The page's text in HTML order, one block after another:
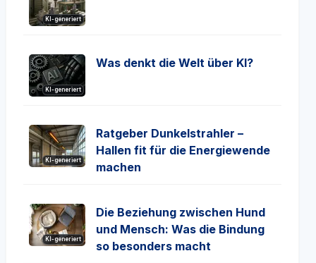
KI-generiert
KI-generiert
Was denkt die Welt über KI?
KI-generiert
Ratgeber Dunkelstrahler –
Hallen fit für die Energiewende
machen
KI-generiert
Die Beziehung zwischen Hund
und Mensch: Was die Bindung
so besonders macht